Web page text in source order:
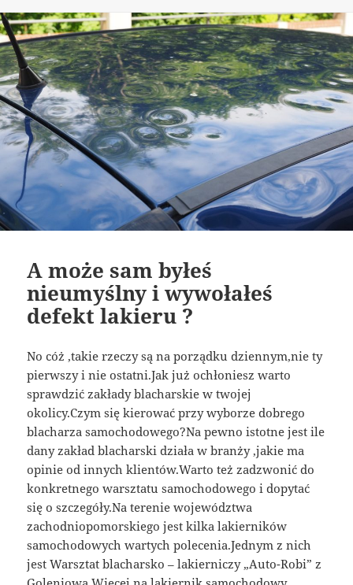
A może sam byłeś
nieumyślny i wywołałeś
defekt lakieru ?
No cóż ,takie rzeczy są na porządku dziennym,nie ty
pierwszy i nie ostatni.Jak już ochłoniesz warto
sprawdzić zakłady blacharskie w twojej
okolicy.Czym się kierować przy wyborze dobrego
blacharza samochodowego?Na pewno istotne jest ile
dany zakład blacharski działa w branży ,jakie ma
opinie od innych klientów.Warto też zadzwonić do
konkretnego warsztatu samochodowego i dopytać
się o szczegóły.Na terenie województwa
zachodniopomorskiego jest kilka lakierników
samochodowych wartych polecenia.Jednym z nich
jest Warsztat blacharsko – lakierniczy „Auto-Robi” z